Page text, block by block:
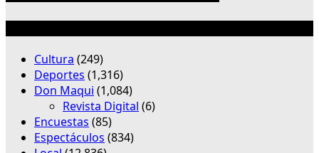
Cultura (249)
Deportes (1,316)
Don Maqui (1,084)
Revista Digital (6)
Encuestas (85)
Espectáculos (834)